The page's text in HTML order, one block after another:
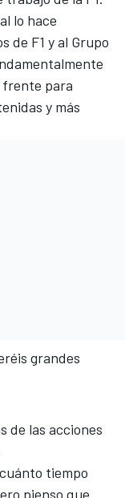
lo hace
de F1 y al Grupo
frente para
y más
grandes
de las acciones
tiempo
pienso que